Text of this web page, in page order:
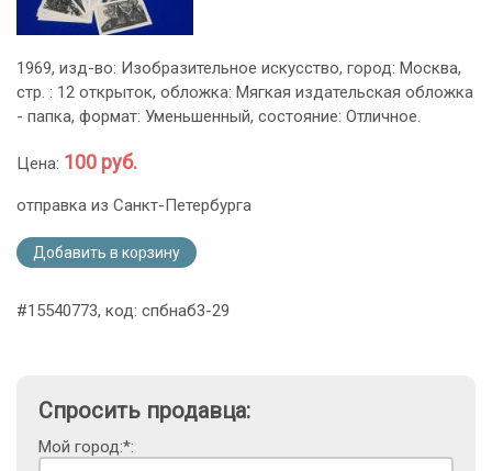
1969, изд-во: Изобразительное искусство, город: Москва,
стр. : 12 открыток, обложка: Мягкая издательская обложка
- папка, формат: Уменьшенный, состояние: Отличное.
Цена: 100 руб.
отправка из Санкт-Петербурга
Добавить в корзину
#15540773, код: спбнаб3-29
Спросить продавца:
Мой город:*: